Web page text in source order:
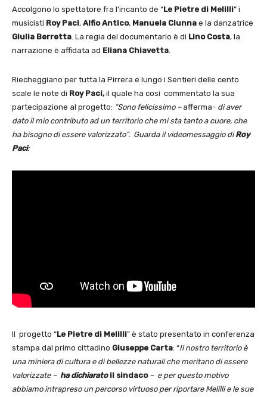
Accolgono lo spettatore fra l’incanto de “Le Pietre di Melilli” i
musicisti Roy Paci, Alfio Antico, Manuela Ciunna e la danzatrice
Giulia Berretta. La regia del documentario è di Lino Costa, la
narrazione è affidata ad Eliana Chiavetta.
Riecheggiano per tutta la Pirrera e lungo i Sentieri delle cento
scale le note di Roy Paci,il quale ha così commentato la sua
partecipazione al progetto: “Sono felicissimo –afferma- di aver
dato il mio contributo ad un territorio che mi sta tanto a cuore, che
ha bisogno di essere valorizzato”. Guarda il videomessaggio diRoy
Paci:
ll progetto “Le Pietre di Melilli” è stato presentato in conferenza
stampa dal primo cittadino Giuseppe Carta: “Il nostro territorio è
una miniera di cultura e di bellezze naturali che meritano di essere
valorizzate – ha dichiaratoil sindaco – e per questo motivo
abbiamo intrapreso un percorso virtuoso per riportare Melilli e le sue